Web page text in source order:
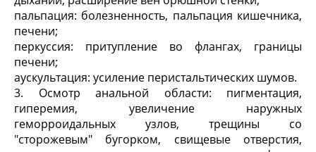
пальпация: болезненность, пальпация кишечника,
печени;
перкуссия: притупление во флангах, границы
печени;
аускультация: усиление перистальтических шумов.
3. Осмотр анальной области: пигментация,
гиперемия, увеличение наружных
геморроидальных узлов, трещины со
"сторожевым" бугорком, свищевые отверстия,